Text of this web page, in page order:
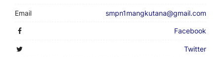
Email smpn1mangkutana@gmail.com
Facebook
Twitter